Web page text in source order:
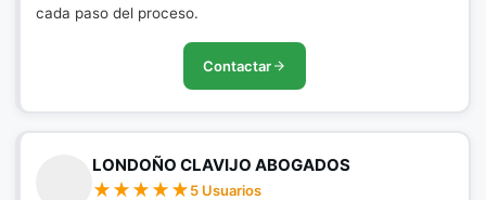
cada paso del proceso.
Contactar
LONDOÑO CLAVIJO ABOGADOS
5 Usuarios